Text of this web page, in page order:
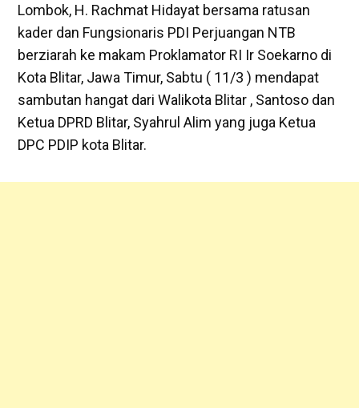
Lombok, H. Rachmat Hidayat bersama ratusan
kader dan Fungsionaris PDI Perjuangan NTB
berziarah ke makam Proklamator RI Ir Soekarno di
Kota Blitar, Jawa Timur, Sabtu ( 11/3 ) mendapat
sambutan hangat dari Walikota Blitar , Santoso dan
Ketua DPRD Blitar, Syahrul Alim yang juga Ketua
DPC PDIP kota Blitar.